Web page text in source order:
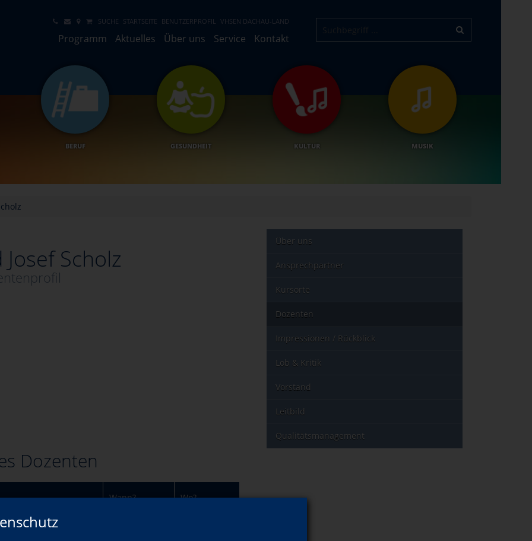
SUCHE STARTSEITE BENUTZERPROFIL VHSEN DACHAU-LAND
Programm Aktuelles Über uns Service Kontakt
BERUF GESUNDHEIT KULTUR MUSIK
Scholz
Dozenten
Wann? Wo?
(ab 5
Über uns
Ansprechpartner
Kursorte
Dozenten
Impressionen / Rückblick
Lob & Kritik
Vorstand
Leitbild
Qualitätsmanagement